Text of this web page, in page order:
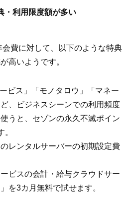
・利用限度額が多い
費に対して、以下のような特典
高いようです。
ビス」「モノタロウ」「マネー
、ビジネスシーンでの利用頻度
うと、セゾンの永久不滅ポイン
レンタルサーバーの初期設定費
ビスの会計・給与クラウドサー
を3カ月無料で試せます。